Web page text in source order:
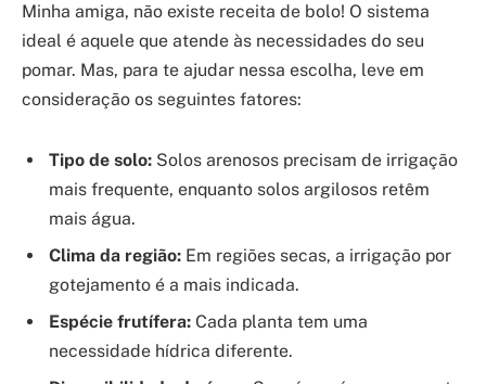
Minha amiga, não existe receita de bolo! O sistema
ideal é aquele que atende às necessidades do seu
pomar. Mas, para te ajudar nessa escolha, leve em
consideração os seguintes fatores:
Tipo de solo: Solos arenosos precisam de irrigação
mais frequente, enquanto solos argilosos retêm
mais água.
Clima da região: Em regiões secas, a irrigação por
gotejamento é a mais indicada.
Espécie frutífera: Cada planta tem uma
necessidade hídrica diferente.